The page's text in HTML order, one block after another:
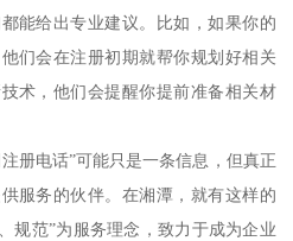
能给出专业建议。比如，如果你的
们会在注册初期就帮你规划好相关
术，他们会提醒你提前准备相关材
册电话”可能只是一条信息，但真正
服务的伙伴。在湘潭，就有这样的
规范”为服务理念，致力于成为企业